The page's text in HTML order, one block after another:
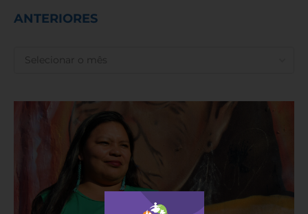
ANTERIORES